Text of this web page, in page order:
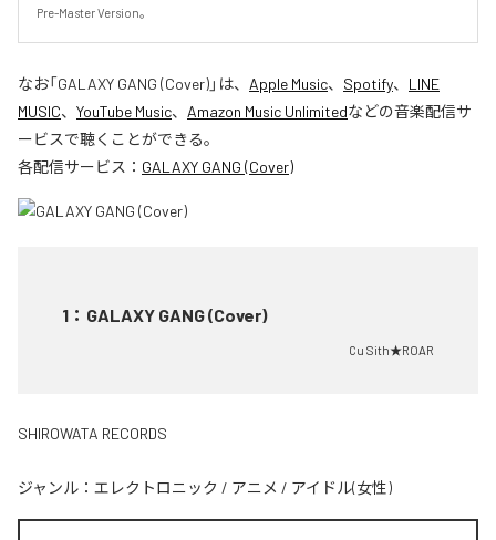
Pre-Master Version。
なお「GALAXY GANG (Cover)」は、 Apple Music、 Spotify、 LINE
MUSIC、 YouTube Music、 Amazon Music Unlimitedなどの音楽配信サ
ービスで聴くことができる。
各配信サービス： GALAXY GANG (Cover)
1 ： GALAXY GANG (Cover)
Cu Sith★ROAR
SHIROWATA RECORDS
ジャンル： エレクトロニック / アニメ / アイドル(女性)